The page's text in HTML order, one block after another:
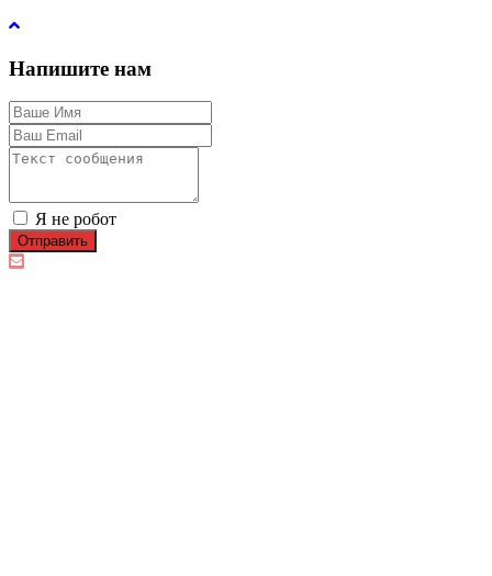
Напишите нам
Я не робот
Отправить